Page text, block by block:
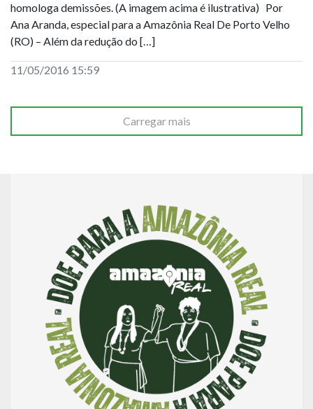
homologa demissões. (A imagem acima é ilustrativa) Por
Ana Aranda, especial para a Amazônia Real De Porto Velho
(RO) – Além da redução do […]
11/05/2016 15:59
Carregar mais